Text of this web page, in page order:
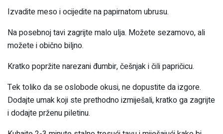
Izvadite meso i ocijedite na papirnatom ubrusu.
Na posebnoj tavi zagrijte malo ulja. Možete sezamovo, ali
možete i obično biljno.
Kratko popržite narezani đumbir, češnjak i čili papričicu.
Tek toliko da se oslobode okusi, ne dopustite da izgore.
Dodajte umak koji ste prethodno izmiješali, kratko ga zagrijte
i dodajte prženu piletinu.